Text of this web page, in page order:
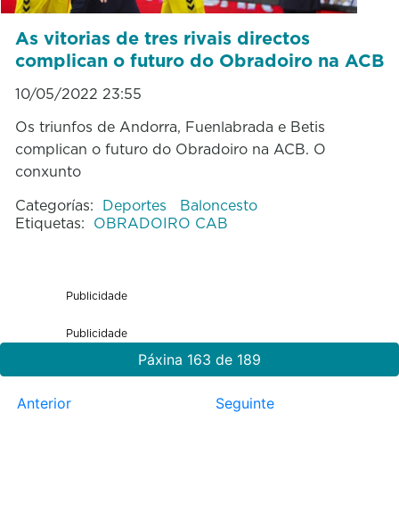
As vitorias de tres rivais directos
complican o futuro do Obradoiro na ACB
10/05/2022 23:55
Os triunfos de Andorra, Fuenlabrada e Betis
complican o futuro do Obradoiro na ACB. O
conxunto
Categorías: Deportes
Baloncesto
Etiquetas: OBRADOIRO CAB
Publicidade
Publicidade
Páxina 163 de 189
Anterior Seguinte